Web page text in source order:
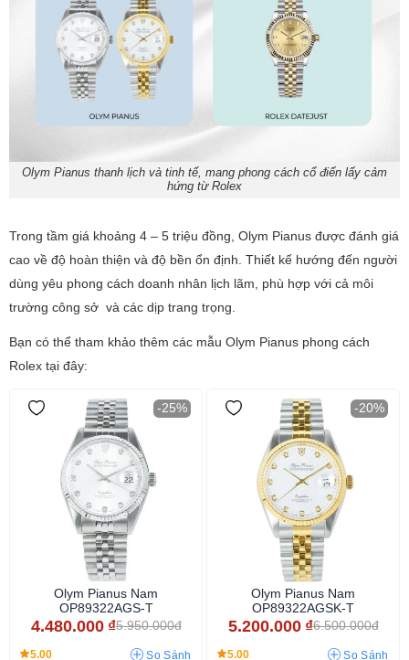
Olym Pianus thanh lịch và tinh tế, mang phong cách cổ điển lấy cảm
hứng từ Rolex
Trong tầm giá khoảng 4 – 5 triệu đồng, Olym Pianus được đánh giá
cao về độ hoàn thiện và độ bền ổn định. Thiết kế hướng đến người
dùng yêu phong cách doanh nhân lịch lãm, phù hợp với cả môi
trường công sở và các dịp trang trọng.
Bạn có thể tham khảo thêm các mẫu Olym Pianus phong cách
Rolex tại đây:
-25%
Olym Pianus Nam
OP89322AGS-T
4.480.000 ₫5.950.000đ
5.00 So Sánh
-20%
Olym Pianus Nam
OP89322AGSK-T
5.200.000 ₫6.500.000đ
5.00 So Sánh